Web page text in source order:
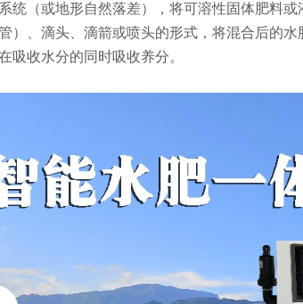
统（或地形自然落差），将可溶性固体肥料
）、滴头、滴箭或喷头的形式，将混合后的
吸收水分的同时吸收养分。